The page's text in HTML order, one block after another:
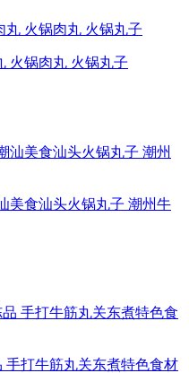
火锅肉丸 火锅丸子
美食汕头火锅丸子 潮州牛
手打牛筋丸关东煮特色食材